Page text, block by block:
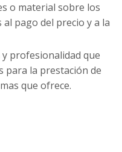
o material sobre los
pago del precio y a la
profesionalidad que
para la prestación de
que ofrece.